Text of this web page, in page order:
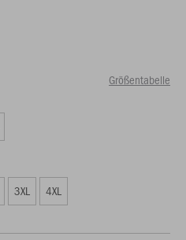
Größentabelle
3XL 4XL